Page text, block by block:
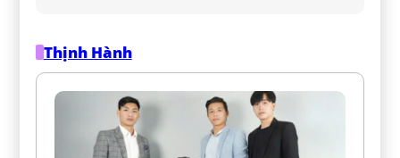
Thịnh Hành